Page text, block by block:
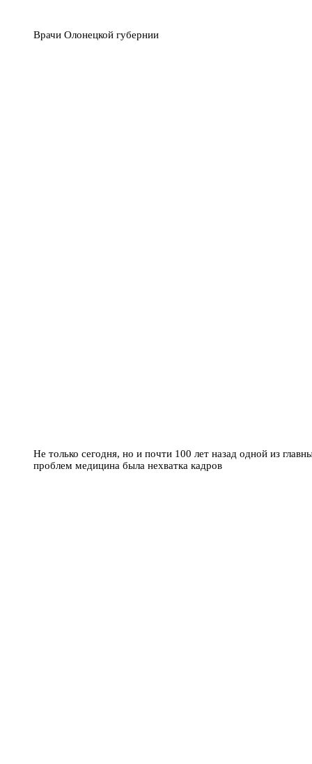
Врачи Олонецкой губернии
Не только сегодня, но и почти 100 лет назад одной из
проблем медицина была нехватка кадров